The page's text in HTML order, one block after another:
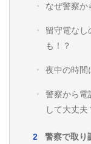
なぜ警察か
留守電なし
も！？
夜中の時間
警察から電
して大丈夫
警察で取り